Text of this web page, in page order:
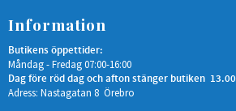
Information
Butikens öppettider:
Måndag - Fredag 07:00-16:00
Dag före röd dag och afton stänger butiken 13.00
Adress: Nastagatan 8 Örebro